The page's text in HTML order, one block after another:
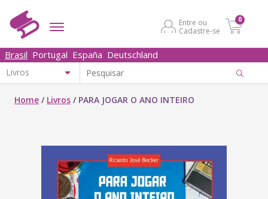
Entre ou
Cadastre-se
0
Brasil Portugal España Deutschland
Home / Livros / PARA JOGAR O ANO INTEIRO